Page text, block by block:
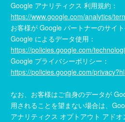
Google アナリティクス 利用規約：
https://www.google.com/analytics/
お客様が Google パートナーのサイ
Google によるデータ使用：
https://policies.google.com/
Google プライバシーポリシー：
https://policies.google.com/
なお、お客様はご自身のデータが
用されることを望まない場合は、
アナリティクス オプトアウト アドオ